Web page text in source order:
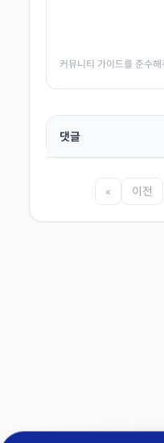
커뮤니티 가이드를 준수해
댓글
« 이전